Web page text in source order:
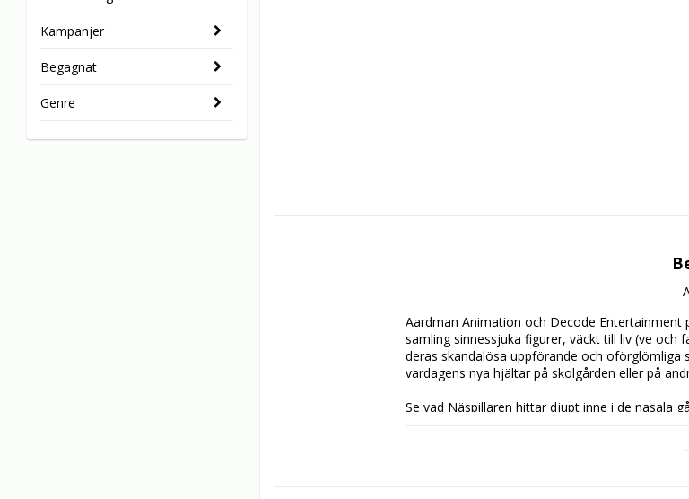
Kampanjer
Begagnat
Genre
Aardman Animation och Decode Entertainment
samling sinnessjuka figurer, väckt till liv (ve och
deras skandalösa uppförande och oförglömliga
vardagens nya hjältar på skolgården eller på
Se vad Näspillaren hittar djupt inne i de nasala
tar livet av den mest uthållige med sina